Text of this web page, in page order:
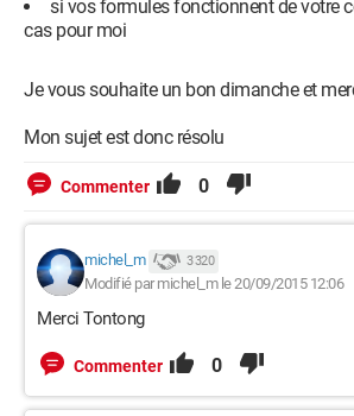
si vos formules fonctionnent de votre
cas pour moi
Je vous souhaite un bon dimanche et
Mon sujet est donc résolu
Commenter 0
michel_m 3 320
Modifié par michel_m le 20/09/2015 12:06
Merci Tontong
Commenter 0